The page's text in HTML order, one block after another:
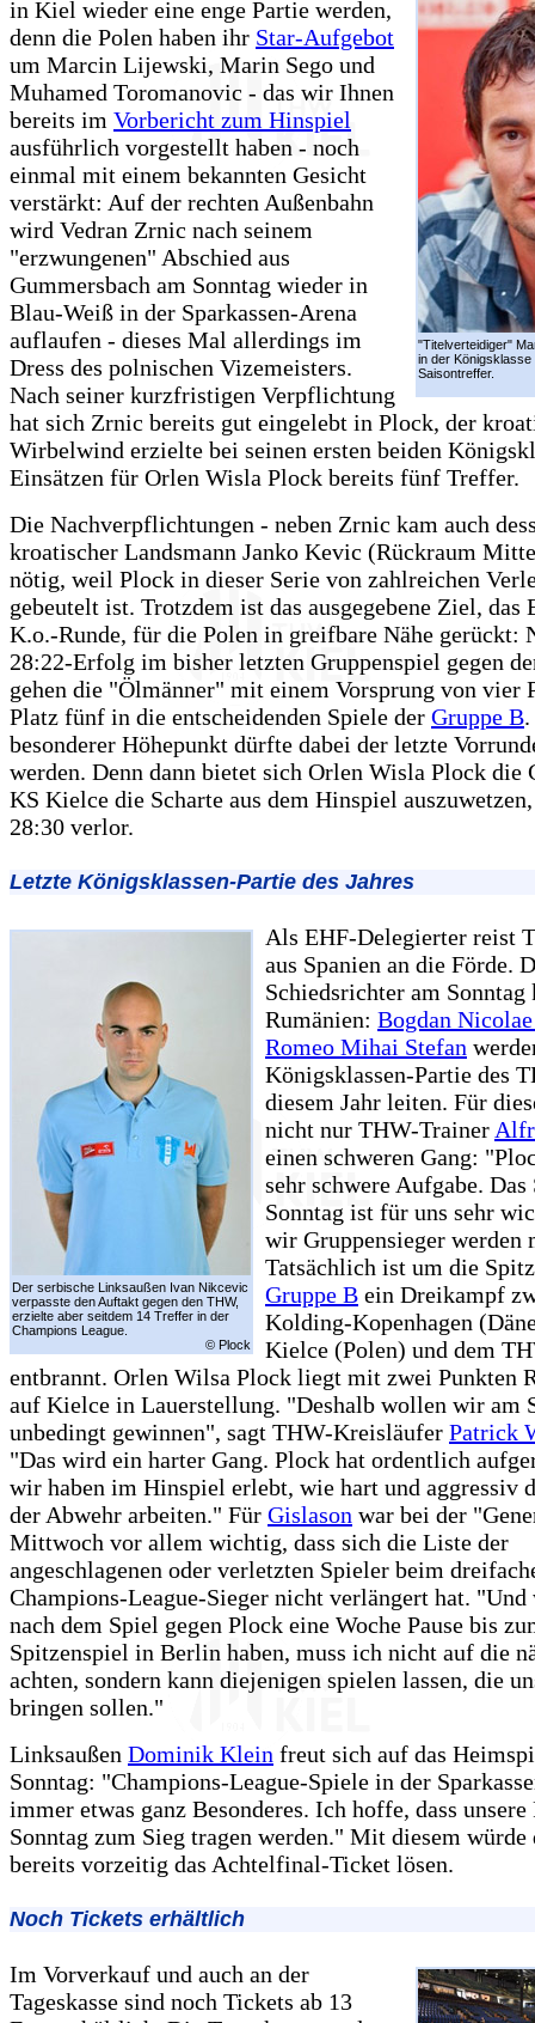
"Titelverteidiger"
in der Königsklasse
Saisontreffer.
in Kiel wieder eine enge Partie werden,
denn die Polen haben ihr Star-Aufgebot
um Marcin Lijewski, Marin Sego und
Muhamed Toromanovic - das wir Ihnen
bereits im Vorbericht zum Hinspiel
ausführlich vorgestellt haben - noch
einmal mit einem bekannten Gesicht
verstärkt: Auf der rechten Außenbahn
wird Vedran Zrnic nach seinem
"erzwungenen" Abschied aus
Gummersbach am Sonntag wieder in
Blau-Weiß in der Sparkassen-Arena
auflaufen - dieses Mal allerdings im
Dress des polnischen Vizemeisters.
Nach seiner kurzfristigen Verpflichtung
hat sich Zrnic bereits gut eingelebt in Plock, der
Wirbelwind erzielte bei seinen ersten beiden
Einsätzen für Orlen Wisla Plock bereits fünf Treffer.
Die Nachverpflichtungen - neben Zrnic kam auch
kroatischer Landsmann Janko Kevic (Rückraum
nötig, weil Plock in dieser Serie von zahlreichen
gebeutelt ist. Trotzdem ist das ausgegebene Ziel, das
K.o.-Runde, für die Polen in greifbare Nähe gerückt:
28:22-Erfolg im bisher letzten Gruppenspiel gegen
gehen die "Ölmänner" mit einem Vorsprung von vier
Platz fünf in die entscheidenden Spiele der Gruppe B
besonderer Höhepunkt dürfte dabei der letzte
werden. Denn dann bietet sich Orlen Wisla Plock die
KS Kielce die Scharte aus dem Hinspiel
28:30 verlor.
Letzte Königsklassen-Partie des Jahres
Der serbische Linksaußen Ivan Nikcevic
verpasste den Auftakt gegen den THW,
erzielte aber seitdem 14 Treffer in der
Champions League.
© Plock
Als EHF-Delegierter reist
aus Spanien an die Förde.
Schiedsrichter am Sonntag
Rumänien: Bogdan
Romeo Mihai Stefan
Königsklassen-Partie des
diesem Jahr leiten. Für
nicht nur THW-Trainer
einen schweren Gang:
sehr schwere Aufgabe.
Sonntag ist für uns sehr
wir Gruppensieger werden
Tatsächlich ist um die
Gruppe B ein Dreikampf
Kolding-Kopenhagen
Kielce (Polen) und dem
entbrannt. Orlen Wilsa Plock liegt mit zwei Punkten
auf Kielce in Lauerstellung. "Deshalb wollen wir am
unbedingt gewinnen", sagt THW-Kreisläufer Patrick
"Das wird ein harter Gang. Plock hat ordentlich
wir haben im Hinspiel erlebt, wie hart und aggressiv
der Abwehr arbeiten." Für Gislason war bei der
Mittwoch vor allem wichtig, dass sich die Liste der
angeschlagenen oder verletzten Spieler beim
Champions-League-Sieger nicht verlängert hat.
nach dem Spiel gegen Plock eine Woche Pause bis
Spitzenspiel in Berlin haben, muss ich nicht auf die
achten, sondern kann diejenigen spielen lassen, die
bringen sollen."
Linksaußen Dominik Klein freut sich auf das
Sonntag: "Champions-League-Spiele in der
immer etwas ganz Besonderes. Ich hoffe, dass unsere
Sonntag zum Sieg tragen werden." Mit diesem
bereits vorzeitig das Achtelfinal-Ticket lösen.
Noch Tickets erhältlich
Im Vorverkauf und auch an der
Tageskasse sind noch Tickets ab 13